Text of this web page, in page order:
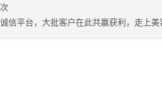
次
信平台，大批客户在此共赢获利，走上美